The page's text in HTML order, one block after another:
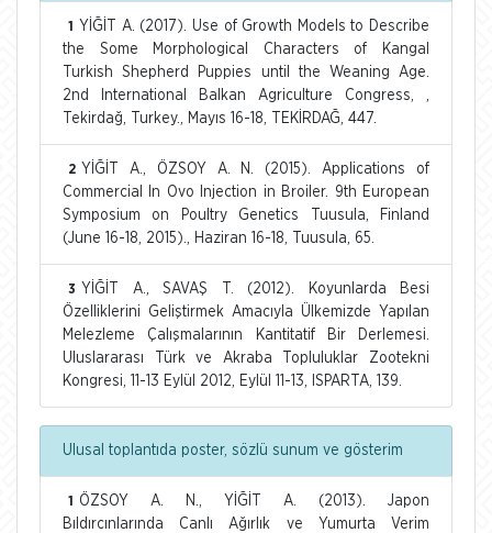
1
YİĞİT A. (2017). Use of Growth Models to Describe
the Some Morphological Characters of Kangal
Turkish Shepherd Puppies until the Weaning Age.
2nd International Balkan Agriculture Congress, ,
Tekirdağ, Turkey., Mayıs 16-18, TEKİRDAĞ, 447.
2 YİĞİT A., ÖZSOY A. N. (2015). Applications of
Commercial In Ovo Injection in Broiler. 9th European
Symposium on Poultry Genetics Tuusula, Finland
(June 16-18, 2015)., Haziran 16-18, Tuusula, 65.
3 YİĞİT A., SAVAŞ T. (2012). Koyunlarda Besi
Özelliklerini Geliştirmek Amacıyla Ülkemizde Yapılan
Melezleme Çalışmalarının Kantitatif Bir Derlemesi.
Uluslararası Türk ve Akraba Topluluklar Zootekni
Kongresi, 11-13 Eylül 2012, Eylül 11-13, ISPARTA, 139.
Ulusal toplantıda poster, sözlü sunum ve gösterim
1
ÖZSOY A. N., YİĞİT A. (2013). Japon
Bıldırcınlarında Canlı Ağırlık ve Yumurta Verim